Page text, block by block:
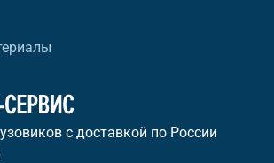
с доставкой по России